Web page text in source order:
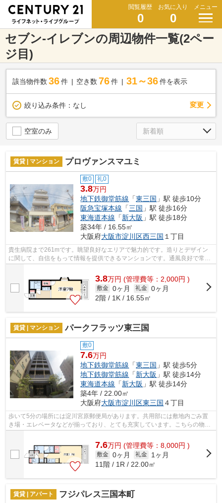
閲覧履歴
0
お気に入り
0
メニュー
セブン-イレブンの周辺物件一覧(2ペー
ジ目)
該当物件数 36件 空き数 76 件 31～36 件を表示
絞り込み条件： なし 変更
空室のみ
賃貸 | マンション プロヴァンスマユミ
敷0 礼0
3.8万円
地下鉄御堂筋線 「東三国 」駅 徒歩10分
阪急宝塚本線 「三国 」駅 徒歩16分
東海道本線 「新大阪 」駅 徒歩18分
築34年 / 16.55㎡
大阪府大阪市淀川区西三国 １丁目
貴生病院まで261mです。眺望良好なエリアで魅力的です。造りとデザイン
に関して、自信をもって情報を提供できるマンションです。通風良好で常に
3.8万円 (管理費等：2,000円 )
敷金 0ヶ月 礼金 0ヶ月
2階 / 1K / 16.55㎡
賃貸 | マンション パークフラッツ東三国
敷0
7.6万円
地下鉄御堂筋線 「東三国 」駅 徒歩5分
地下鉄御堂筋線 「新大阪 」駅 徒歩14分
東海道本線 「新大阪 」駅 徒歩14分
築4年 / 22.00㎡
大阪府大阪市淀川区東三国 ４丁目
歩いて5分の場所には淀川宮原郵便局があります。共用部には敷地内ごみ置
き場・エレベータなどが揃っており、とても充実しています。こちらの物
7.6万円 (管理費等：8,000円 )
敷金 0ヶ月 礼金
1ヶ月
11階 / 1R / 22.00㎡
賃貸 | アパート フジパレス三国本町